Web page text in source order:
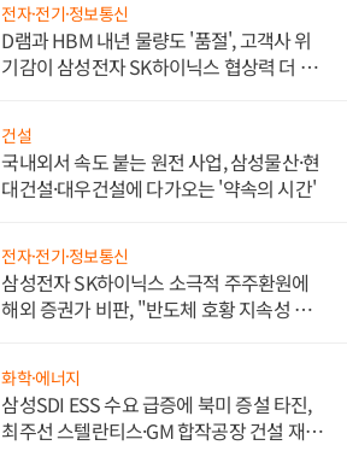
전자·전기·정보통신
D램과 HBM 내년 물량도 '품절', 고객사 위
기감이 삼성전자 SK하이닉스 협상력 더 키
건설
국내외서 속도 붙는 원전 사업, 삼성물산·현
대건설·대우건설에 다가오는 '약속의 시간'
전자·전기·정보통신
삼성전자 SK하이닉스 소극적 주주환원에
해외 증권가 비판, "반도체 호황 지속성 의
화학·에너지
삼성SDI ESS 수요 급증에 북미 증설 타진,
최주선 스텔란티스·GM 합작공장 건설 재추